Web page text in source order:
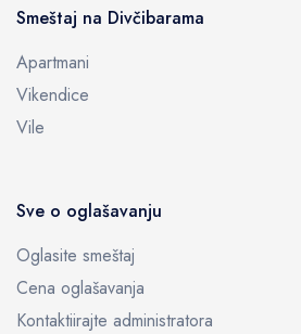
Smeštaj na Divčibarama
Apartmani
Vikendice
Vile
Sve o oglašavanju
Oglasite smeštaj
Cena oglašavanja
Kontaktiirajte administratora